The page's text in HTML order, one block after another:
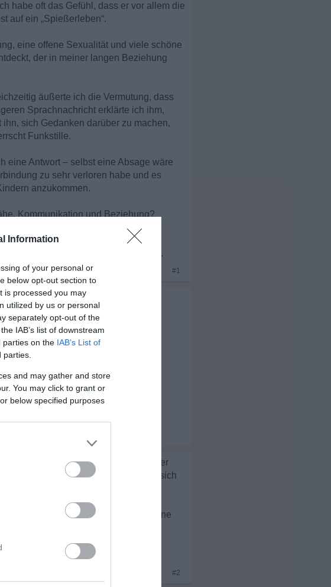
Information
of your personal or
below opt-out section to
is processed you may
utilized by us or personal
separately opt-out of the
IAB’s list of downstream
parties on the IAB’s List of
and may gather and store
You may click to grant or
below specified purposes
habe oft das Gefühl, dass er vor allem die
auf ein „Spießerleben“.
eine offene Sexualität und viele schöne
der in meiner langen Beziehung
äußerte ich die Vermutung, dass
Sprachnachricht erklärte ich ihm,
sich Gedanken darüber zu machen,
Funkstille.
eine Antwort – selbst eine Absage wäre
zu sehr verloren habe und es
anzukommen.
Kommunikation und Beziehung?
ziehen?
klarer als die des eigenen Umfelds.
#1
hat. Hinweise dafür sind, dass er
möchte kein "Spießerleben". Er will sich
Deine Liebe gestanden hast, noch eine
#2